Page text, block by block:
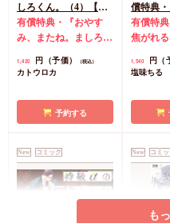
しろくん。（4）【有
償特典・おとなの公式
同人誌】【8/7締切！
選)】
有償特典・『おやす
み、またね。ましろく
公式同人誌 コミコミ
店舗共通特典ペーパー
初版限定カメラロール
1,420 円（予価） （税込）
カトウロカ
予約する
償特典
同人誌】
有償特
焦がれ
典漫画
1,540 円（
塩味ちる
New コミック New コミッ
も